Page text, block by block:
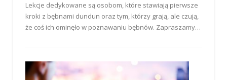
Lekcje dedykowane są osobom, które stawiają pierwsze
kroki z bębnami dundun oraz tym, którzy grają, ale czują,
że coś ich ominęło w poznawaniu bębnów. Zapraszamy…